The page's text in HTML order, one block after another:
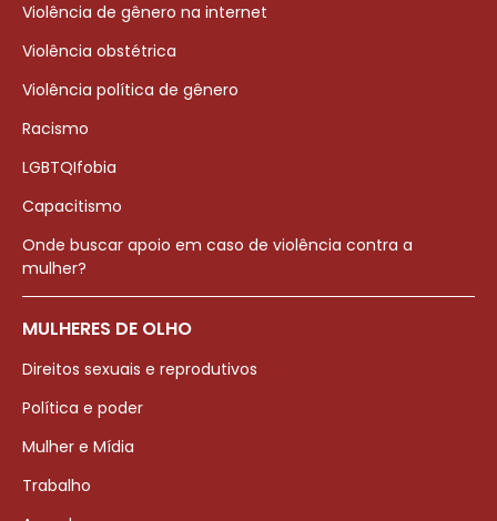
Violência de gênero na internet
Violência obstétrica
Violência política de gênero
Racismo
LGBTQIfobia
Capacitismo
Onde buscar apoio em caso de violência contra a
mulher?
MULHERES DE OLHO
Direitos sexuais e reprodutivos
Política e poder
Mulher e Mídia
Trabalho